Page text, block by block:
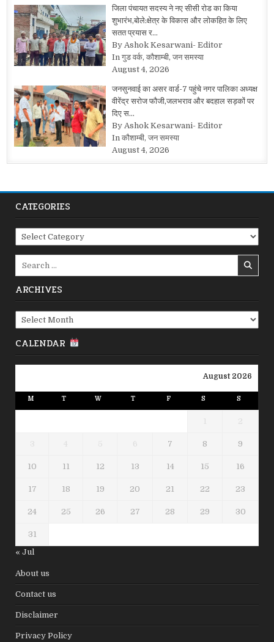
जिला पंचायत सदस्य ने नए सीसी रोड का किया
शुभारंभ,बोले:क्षेत्र के विकास और लोकहित के लिए
सतत प्रयास र…
By Ashok Kesarwani- Editor
In गुड वर्क, कौशाम्बी, जन समस्या
August 4, 2026
जनसुनवाई का असर वार्ड-7 पहुंचे नगर पालिका अध्यक्ष
वीरेंद्र सरोज फौजी,जलभराव और बदहाल सड़कों पर
दिए स…
By Ashok Kesarwani- Editor
In कौशाम्बी, जन समस्या
August 4, 2026
CATEGORIES
Categories
ARCHIVES
Archives
CALENDAR
August 2026
M T W T F S S
1 2
3 4 5 6 7 8 9
10 11 12 13 14 15 16
17 18 19 20 21 22 23
24 25 26 27 28 29 30
31
« Jul
About us
Contact us
Disclaimer
Privacy Policy